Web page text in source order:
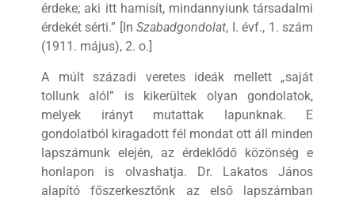
érdeke; aki itt hamisít, mindannyiunk társadalmi
érdekét sérti.” [InSzabadgondolat, I. évf., 1. szám
(1911. május), 2. o.]
A múlt századi veretes ideák mellett „saját
tollunk alól” is kikerültek olyan gondolatok,
melyek irányt mutattak lapunknak. E
gondolatból kiragadott fél mondat ott áll minden
lapszámunk elején, az érdeklődő közönség e
honlapon is olvashatja. Dr. Lakatos János
alapító főszerkesztőnk az első lapszámban